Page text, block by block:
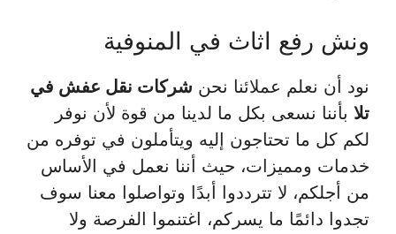
ونش رفع اثاث في المنوفية
نود أن نعلم عملائنا نحن شركات نقل عفش في
تلا بأننا نسعى بكل ما لدينا من قوة لأن نوفر
لكم كل ما تحتاجون إليه ويتأملون في توفره من
خدمات ومميزات، حيث أننا نعمل في الأساس
من أجلكم، لا تترددوا أبدًا وتواصلوا معنا سوف
تجدوا دائمًا ما يسركم، اغتنموا الفرصة ولا